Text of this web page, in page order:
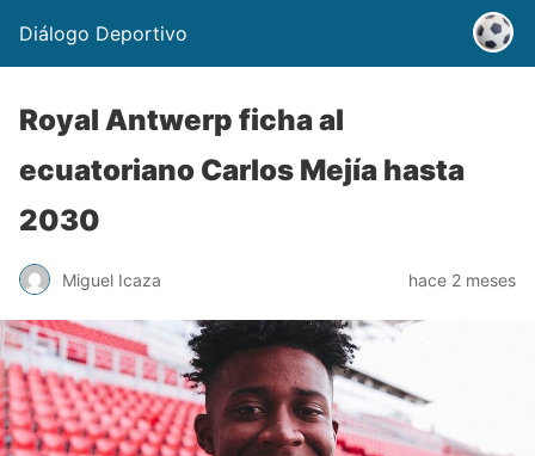
Diálogo Deportivo
Royal Antwerp ficha al
ecuatoriano Carlos Mejía hasta
2030
Miguel Icaza hace 2 meses